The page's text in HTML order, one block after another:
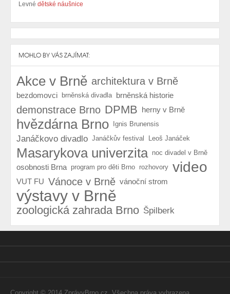
Levné dětské náušnice
MOHLO BY VÁS ZAJÍMAT:
Akce v Brně architektura v Brně
bezdomovci brněnská divadla brněnská historie
demonstrace Brno DPMB herny v Brně
hvězdárna Brno Ignis Brunensis
Janáčkovo divadlo Janáčkův festival Leoš Janáček
Masarykova univerzita noc divadel v Brně
osobnosti Brna program pro děti Brno rozhovory video
VUT FU Vánoce v Brně vánoční strom
výstavy v Brně
zoologická zahrada Brno Špilberk